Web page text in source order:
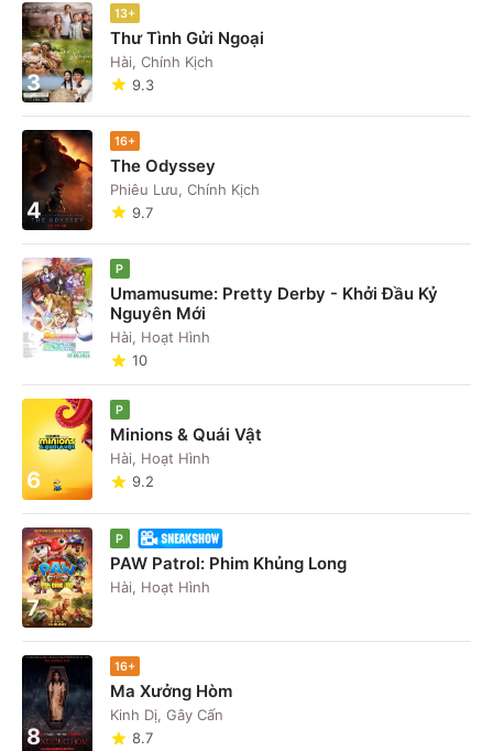
3
13+
Thư Tình Gửi Ngoại
Hài, Chính Kịch
9.3
4
16+
The Odyssey
Phiêu Lưu, Chính Kịch
9.7
5
P
Umamusume: Pretty Derby - Khởi Đầu Kỷ
Nguyên Mới
Hài, Hoạt Hình
10
6
P
Minions & Quái Vật
Hài, Hoạt Hình
9.2
7
P
PAW Patrol: Phim Khủng Long
Hài, Hoạt Hình
8
16+
Ma Xưởng Hòm
Kinh Dị, Gây Cấn
8.7